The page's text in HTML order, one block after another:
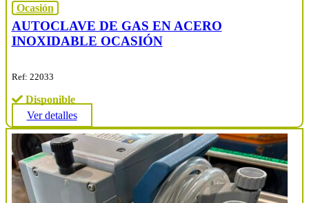
Ocasión
AUTOCLAVE DE GAS EN ACERO
INOXIDABLE OCASIÓN
Ref: 22033
Disponible
Ver detalles